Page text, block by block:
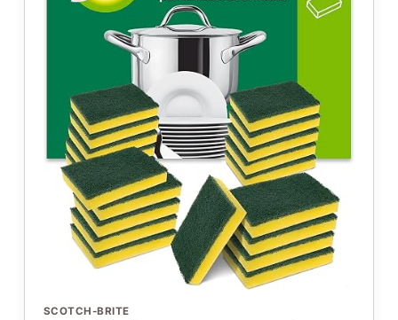
SCOTCH-BRITE